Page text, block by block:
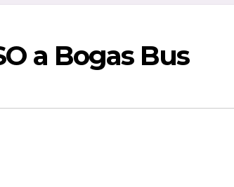
a Bogas Bus